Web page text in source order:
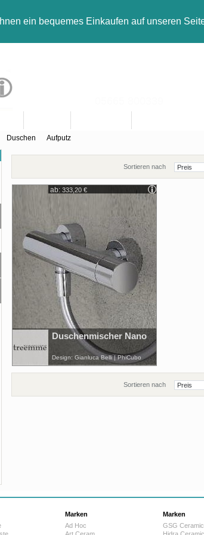
ein bequemes Einkaufen auf unseren
Duschen Aufputz
Sortieren nach
ab: 333,20 €
Duschenmischer Nano
Design: Gianluca Belli | PhiCubo
Sortieren nach
Marken
Ad Hoc
Art Ceram
Marken
GSG
Hidra